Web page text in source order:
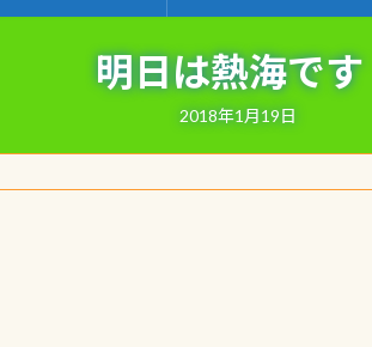
明日は熱海です
2018年1月19日